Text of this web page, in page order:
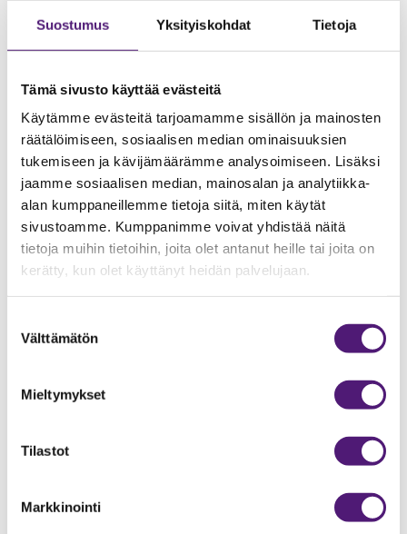
Suostumus Yksityiskohdat Tietoja
Tämä sivusto käyttää evästeitä
Käytämme evästeitä tarjoamamme sisällön ja mainosten
räätälöimiseen, sosiaalisen median ominaisuuksien
tukemiseen ja kävijämäärämme analysoimiseen. Lisäksi
jaamme sosiaalisen median, mainosalan ja analytiikka-
alan kumppaneillemme tietoja siitä, miten käytät
sivustoamme. Kumppanimme voivat yhdistää näitä
tietoja muihin tietoihin, joita olet antanut heille tai joita on
kerätty, kun olet käyttänyt heidän palvelujaan.
valinta
Välttämätön
Mieltymykset
Tilastot
Markkinointi